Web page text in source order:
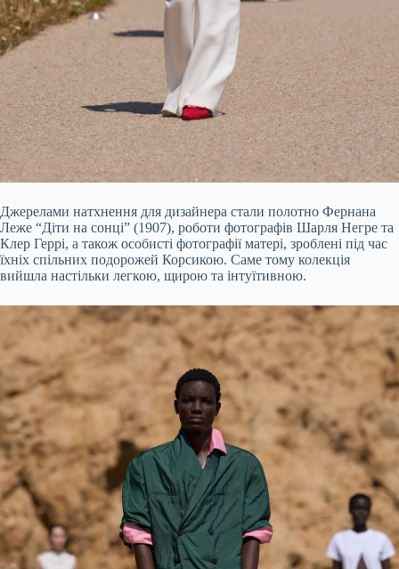
Джерелами натхнення для дизайнера стали полотно Фернана
Леже “Діти на сонці” (1907), роботи фотографів Шарля Негре та
Клер Геррі, а також особисті фотографії матері, зроблені під час
їхніх спільних подорожей Корсикою. Саме тому колекція
вийшла настільки легкою, щирою та інтуїтивною.